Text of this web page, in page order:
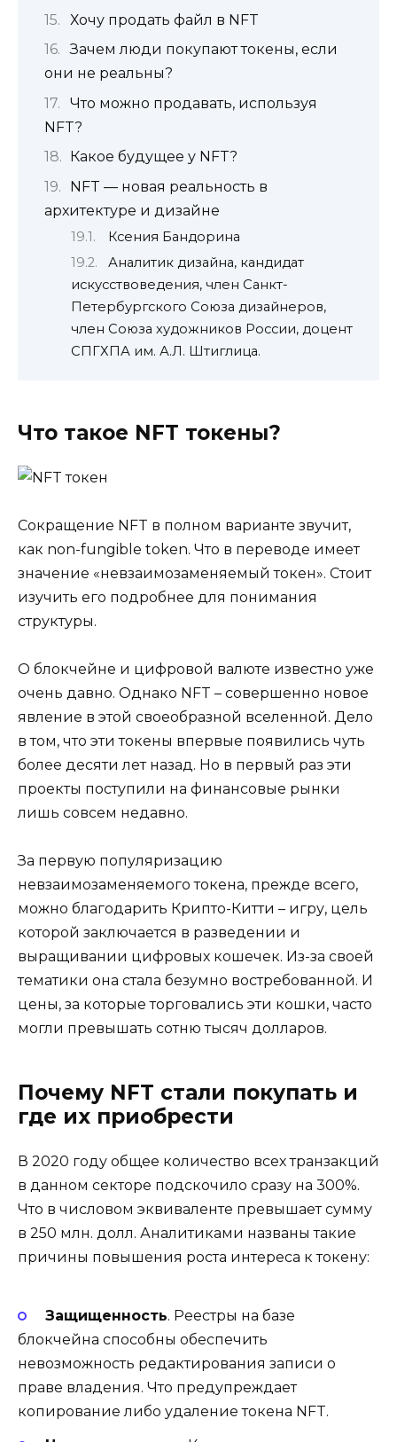
Хочу продать файл в NFT
Зачем люди покупают токены, если
они не реальны?
Что можно продавать, используя
NFT?
Какое будущее у NFT?
NFT — новая реальность в
архитектуре и дизайне
Ксения Бандорина
Аналитик дизайна, кандидат
искусствоведения, член Санкт-
Петербургского Союза дизайнеров,
член Союза художников России, доцент
СПГХПА им. А.Л. Штиглица.
Что такое NFT токены?
Сокращение NFT в полном варианте звучит,
как non-fungible token. Что в переводе имеет
значение «невзаимозаменяемый токен». Стоит
изучить его подробнее для понимания
структуры.
О блокчейне и цифровой валюте известно уже
очень давно. Однако NFT – совершенно новое
явление в этой своеобразной вселенной. Дело
в том, что эти токены впервые появились чуть
более десяти лет назад. Но в первый раз эти
проекты поступили на финансовые рынки
лишь совсем недавно.
За первую популяризацию
невзаимозаменяемого токена, прежде всего,
можно благодарить Крипто-Китти – игру, цель
которой заключается в разведении и
выращивании цифровых кошечек. Из-за своей
тематики она стала безумно востребованной. И
цены, за которые торговались эти кошки, часто
могли превышать сотню тысяч долларов.
Почему NFT стали покупать и
где их приобрести
В 2020 году общее количество всех транзакций
в данном секторе подскочило сразу на 300%.
Что в числовом эквиваленте превышает сумму
в 250 млн. долл. Аналитиками названы такие
причины повышения роста интереса к токену:
Защищенность. Реестры на базе
блокчейна способны обеспечить
невозможность редактирования записи о
праве владения. Что предупреждает
копирование либо удаление токена NFT.